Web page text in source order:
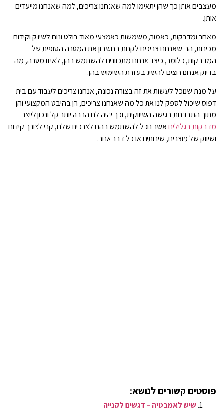
מעצבים אותן כך שהן יתאימו למה שאנחנו צריכים, למה שאנחנו מייעדים
אותן.
מאחר ומדבקות, כאמור, משמשות כאמצעי מאוד בולט ונוח לשיווק וקידום
מכירות, הרי שאנחנו צריכים לקחת בחשבון את המטרה הסופית של
המדבקות, כלומר, כיצד אנחנו מתכוונים להשתמש בהן, לאיזו מטרה, מה
בדיוק אנחנו רוצים להשיג בעזרת השימוש בהן.
על מנת שנוכל לעשות את זה בצורה נכונה, אנחנו צריכים לעבוד עם בית
דפוס שיכול לספק לנו את כל מה שאנחנו צריכים, הן בהיבט המקצועי והן
מתוך התבוננות בגישה השיווקית, וכך יהיה לנו הרבה יותר קל ונכון לייצר
מדבקות בגליליםאשר נוכל להשתמש בהם לצרכים שלנו, קרי לצורך קידום
ושיווק של מוצרים, שירותים או כל דבר אחר.
פוסטים קשורים לנושא:
שיש לאמבטיה – דגשים לקנייה